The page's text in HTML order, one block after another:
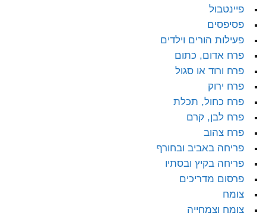
פיינטבול
פסיפסים
פעילות הורים וילדים
פרח אדום, כתום
פרח ורוד או סגול
פרח ירוק
פרח כחול, תכלת
פרח לבן, קרם
פרח צהוב
פריחה באביב ובחורף
פריחה בקיץ ובסתיו
פרסום מדריכים
צומח
צומח וצמחייה